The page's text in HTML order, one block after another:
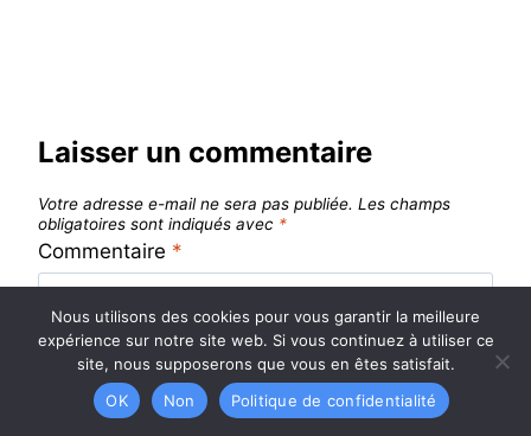
Laisser un commentaire
Votre adresse e-mail ne sera pas publiée. Les champs
obligatoires sont indiqués avec *
Commentaire *
Nous utilisons des cookies pour vous garantir la meilleure
expérience sur notre site web. Si vous continuez à utiliser ce
site, nous supposerons que vous en êtes satisfait.
OK
Non Politique de confidentialité